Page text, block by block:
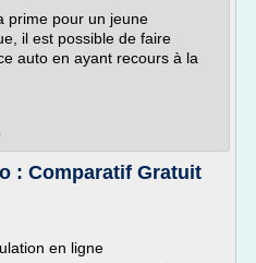
prime pour un jeune
il est possible de faire
auto en ayant recours à la
: Comparatif Gratuit
en ligne